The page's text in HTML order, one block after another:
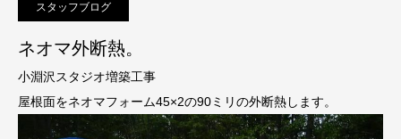
スタッフブログ
ネオマ外断熱。
小淵沢スタジオ増築工事
屋根面をネオマフォーム45×2の90ミリの外断熱します。